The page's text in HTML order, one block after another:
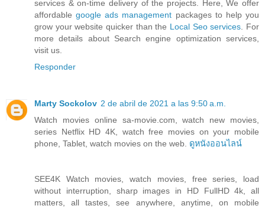
services & on-time delivery of the projects. Here, We offer
affordablegoogle ads management packages to help you
grow your website quicker than the Local Seo services. For
more details about Search engine optimization services,
visit us.
Responder
Marty Sockolov 2 de abril de 2021 a las 9:50 a.m.
Watch movies online sa-movie.com, watch new movies,
series Netflix HD 4K, watch free movies on your mobile
phone, Tablet, watch movies on the web. ดูหนังออนไลน์
SEE4K Watch movies, watch movies, free series, load
without interruption, sharp images in HD FullHD 4k, all
matters, all tastes, see anywhere, anytime, on mobile